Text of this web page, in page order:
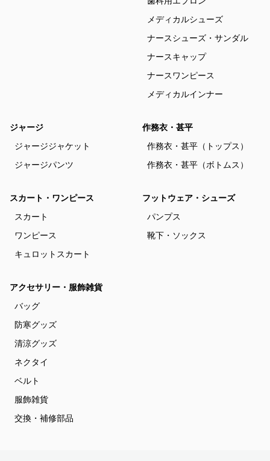
メディカルシューズ
ナースシューズ・サンダル
ナースキャップ
ナースワンピース
メディカルインナー
ジャージ
ジャージジャケット
ジャージパンツ
作務衣・甚平
作務衣・甚平（トップス）
作務衣・甚平（ボトムス）
スカート・ワンピース
スカート
ワンピース
キュロットスカート
フットウェア・シューズ
パンプス
靴下・ソックス
アクセサリー・服飾雑貨
バッグ
防寒グッズ
清涼グッズ
ネクタイ
ベルト
服飾雑貨
交換・補修部品